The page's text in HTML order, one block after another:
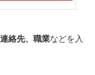
絡先、職業などを入